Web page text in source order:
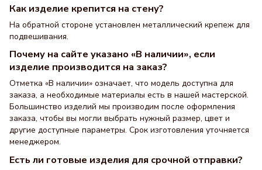
Как изделие крепится на стену?
На обратной стороне установлен металлический крепеж для
подвешивания.
Почему на сайте указано «В наличии», если
изделие производится на заказ?
Отметка «В наличии» означает, что модель доступна для
заказа, а необходимые материалы есть в нашей мастерской.
Большинство изделий мы производим после оформления
заказа, чтобы вы могли выбрать нужный размер, цвет и
другие доступные параметры. Срок изготовления уточняется
менеджером.
Есть ли готовые изделия для срочной отправки?